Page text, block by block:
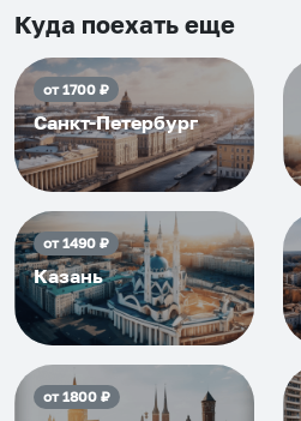
приезжать еще...
Куда поехать еще
от1700₽
Санкт-Петербург
от1490₽
Казань
от1800₽